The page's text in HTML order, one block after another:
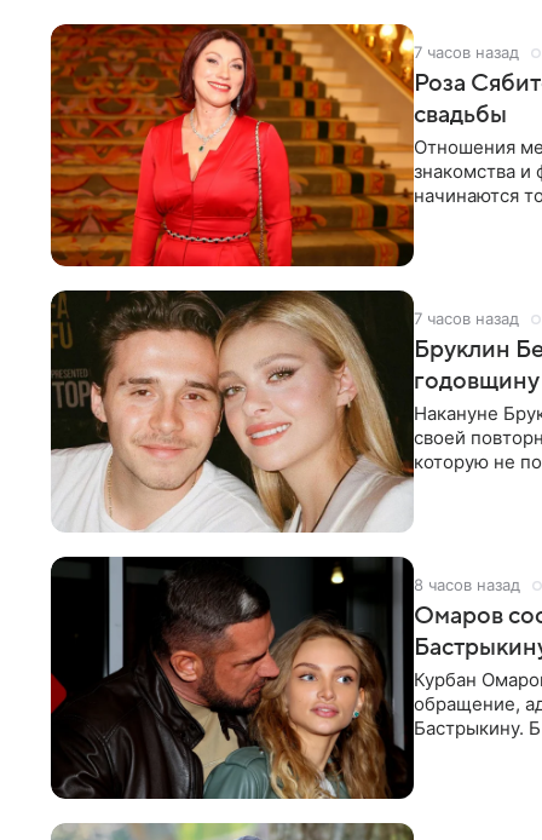
7 часов назад
Роза
свадьбы
Отношения
знакомства
начинаются
7 часов назад
Бруклин
Накануне
своей
которую не
8 часов назад
Омаров
Курбан
обращение,
Бастрыкину.